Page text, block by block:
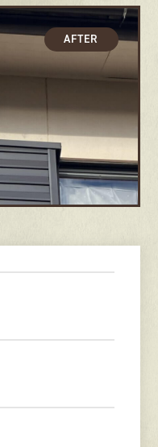
断いたします!!
｜
合わせ